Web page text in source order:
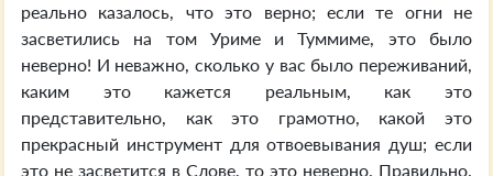
реально казалось, что это верно; если те огни не
засветились на том Уриме и Туммиме, это было
неверно! И неважно, сколько у вас было переживаний,
каким это кажется реальным, как это
представительно, как это грамотно, какой это
прекрасный инструмент для отвоевывания душ; если
это не засветится в Слове, то это неверно. Правильно.